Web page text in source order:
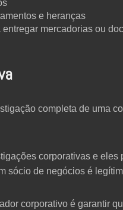
e heranças
mercadorias ou
completa de uma
corporativas e
sócio de negócios é
corporativo é garantir